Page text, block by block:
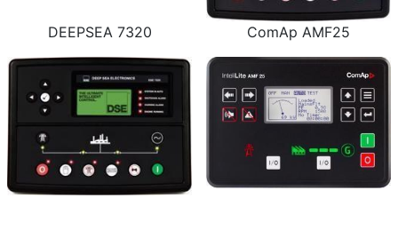
DEEPSEA 7320 ComAp AMF25